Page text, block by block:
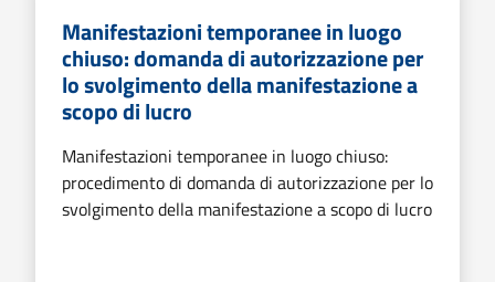
Manifestazioni temporanee in luogo
chiuso: domanda di autorizzazione per
lo svolgimento della manifestazione a
scopo di lucro
Manifestazioni temporanee in luogo chiuso:
procedimento di domanda di autorizzazione per lo
svolgimento della manifestazione a scopo di lucro